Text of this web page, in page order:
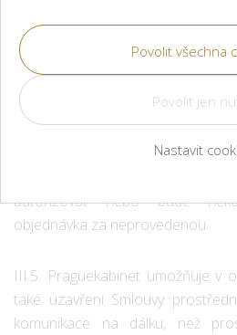
prostřednictvím vyplněného
jejím potvrzením ze strany
III.4. V odůvodněných
pochybnostech o správnosti či
Praguekabinet oprávněn
autorizovat nebo bude
objednávka za neprovedenou.
III.5. Praguekabinet umožňuje v
také uzavření Smlouvy
komunikace na dálku, než
Nastavit